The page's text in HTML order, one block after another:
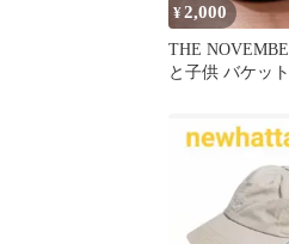
¥2,000
THE
と子供 バケッ